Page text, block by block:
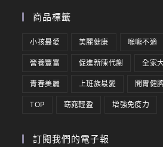
商品標籤
小孩最愛 美麗健康 喉嚨不適
營養豐富 促進新陳代謝 全家
青春美麗 上班族最愛 開胃健
TOP 窈窕輕盈 增強免疫力
訂閱我們的電子報